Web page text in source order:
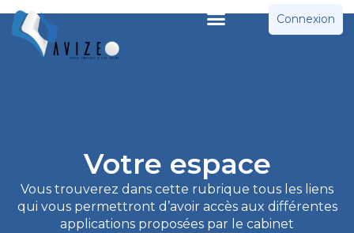
Connexion
Votre espace
Vous trouverez dans cette rubrique tous les liens
qui vous permettront d’avoir accès aux différentes
applications proposées par le cabinet